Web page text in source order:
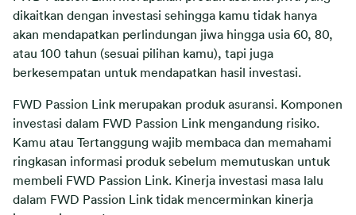
dikaitkan dengan investasi sehingga kamu tidak hanya
akan mendapatkan perlindungan jiwa hingga usia 60, 80,
atau 100 tahun (sesuai pilihan kamu), tapi juga
berkesempatan untuk mendapatkan hasil investasi.
FWD Passion Link merupakan produk asuransi. Komponen
investasi dalam FWD Passion Link mengandung risiko.
Kamu atau Tertanggung wajib membaca dan memahami
ringkasan informasi produk sebelum memutuskan untuk
membeli FWD Passion Link. Kinerja investasi masa lalu
dalam FWD Passion Link tidak mencerminkan kinerja